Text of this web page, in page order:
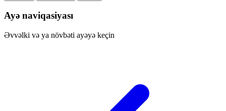
Ayə naviqasiyası
Əvvəlki və ya növbəti ayəyə keçin